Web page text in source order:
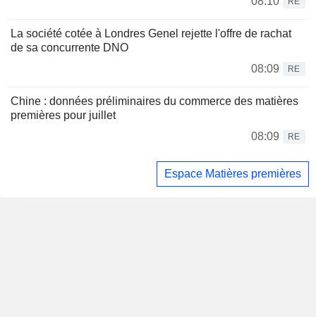
La société cotée à Londres Genel rejette l'offre de rachat
de sa concurrente DNO
08:09
RE
Chine : données préliminaires du commerce des matières
premières pour juillet
08:09
RE
Espace Matières premières